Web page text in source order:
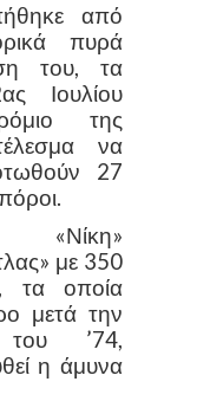
από
πυρά
του, τα
Ιουλίου
της
να
27
«Νίκη»
με 350
τα οποία
μετά την
του ’74,
η άμυνα